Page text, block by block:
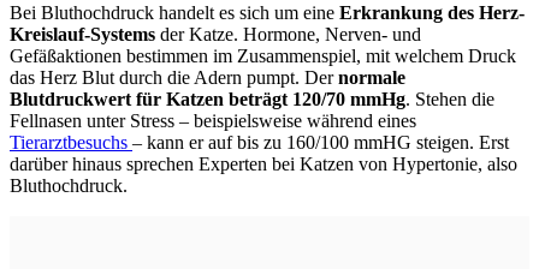
Bei Bluthochdruck handelt es sich um eine Erkrankung des Herz-
Kreislauf-Systems der Katze. Hormone, Nerven- und
Gefäßaktionen bestimmen im Zusammenspiel, mit welchem Druck
das Herz Blut durch die Adern pumpt. Dernormale
Blutdruckwert für Katzen beträgt 120/70 mmHg. Stehen die
Fellnasen unter Stress – beispielsweise während eines
Tierarztbesuchs – kann er auf bis zu 160/100 mmHG steigen. Erst
darüber hinaus sprechen Experten bei Katzen von Hypertonie, also
Bluthochdruck.